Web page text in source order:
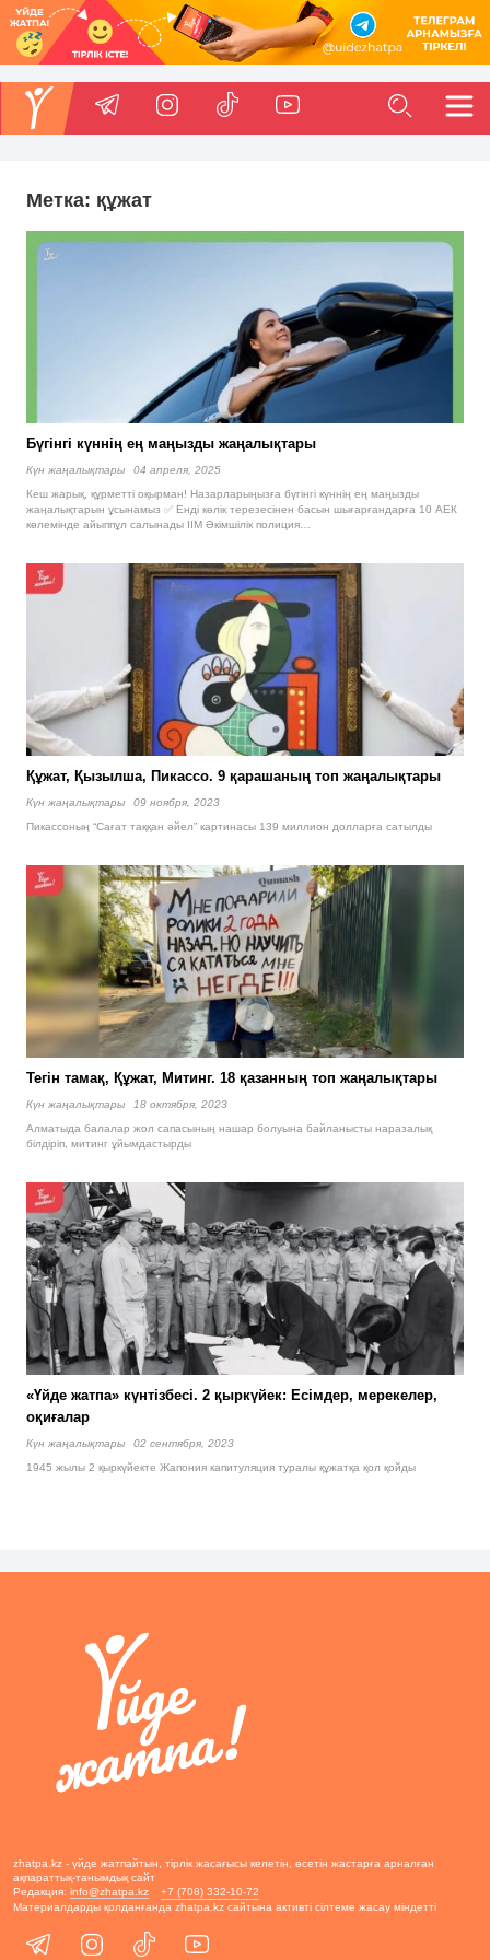
Метка: құжат
Бүгінгі күннің ең маңызды жаңалықтары
Күн жаңалықтары
04 апреля, 2025
Кеш жарық, құрметті оқырман! Назарларыңызға бүгінгі күннің ең маңызды
жаңалықтарын ұсынамыз ✅ Енді көлік терезесінен басын шығарғандарға 10 АЕК
көлемінде айыппұл салынады ІІМ Әкімшілік полиция…
Құжат, Қызылша, Пикассо. 9 қарашаның топ жаңалықтары
Күн жаңалықтары
09 ноября, 2023
Пикассоның “Сағат таққан әйел” картинасы 139 миллион долларға сатылды
Тегін тамақ, Құжат, Митинг. 18 қазанның топ жаңалықтары
Күн жаңалықтары
18 октября, 2023
Алматыда балалар жол сапасының нашар болуына байланысты наразалық
білдіріп, митинг ұйымдастырды
«Үйде жатпа» күнтізбесі. 2 қыркүйек: Есімдер, мерекелер,
оқиғалар
Күн жаңалықтары
02 сентября, 2023
1945 жылы 2 қыркүйекте Жапония капитуляция туралы құжатқа қол қойды
zhatpa.kz - үйде жатпайтын, тірлік жасағысы келетін, өсетін жастарға арналған
ақпараттық-танымдық сайт
Редакция: info@zhatpa.kz
+7 (708) 332-10-72
Материалдарды қолданғанда zhatpa.kz сайтына активті сілтеме жасау міндетті